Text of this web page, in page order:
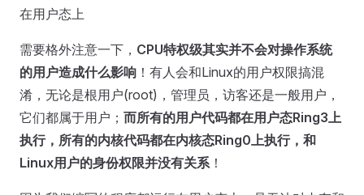
在用户态上
需要格外注意一下， CPU特权级其实并不会对操作系统
的用户造成什么影响 ！有人会和Linux的用户权限搞混
淆，无论是根用户(root)，管理员，访客还是一般用户，
它们都属于用户； 而所有的用户代码都在用户态Ring3上
执行，所有的内核代码都在内核态Ring0上执行，和
Linux用户的身份权限并没有关系 ！